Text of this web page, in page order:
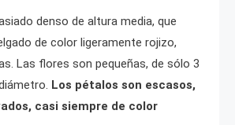
denso de altura media, que
de color ligeramente rojizo,
Las flores son pequeñas, de sólo 3
Los pétalos son escasos,
casi siempre de color